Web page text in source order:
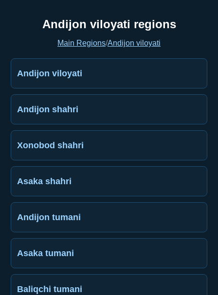
Andijon viloyati regions
Main Regions/Andijon viloyati
Andijon viloyati
Andijon shahri
Xonobod shahri
Asaka shahri
Andijon tumani
Asaka tumani
Baliqchi tumani